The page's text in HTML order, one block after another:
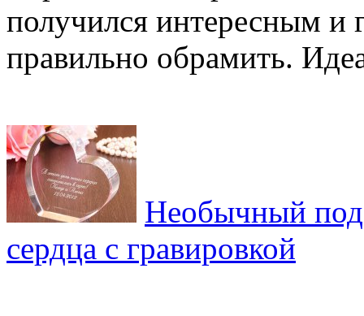
получился интересным
правильно обрамить.
Необычный
сердца с гравировкой